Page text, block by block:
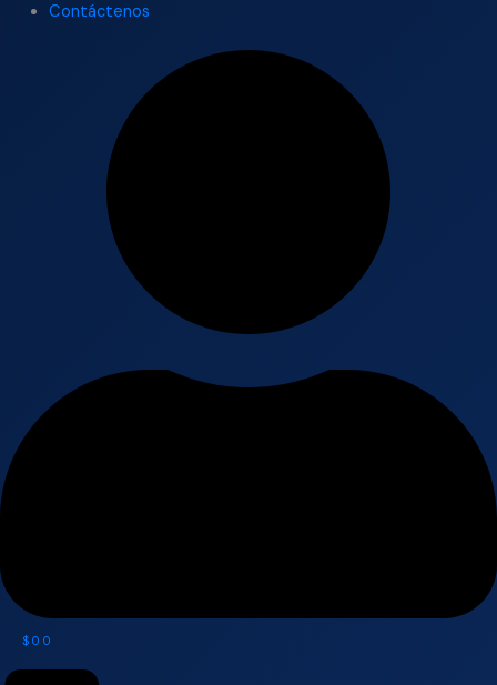
Contáctenos
$ 0 0